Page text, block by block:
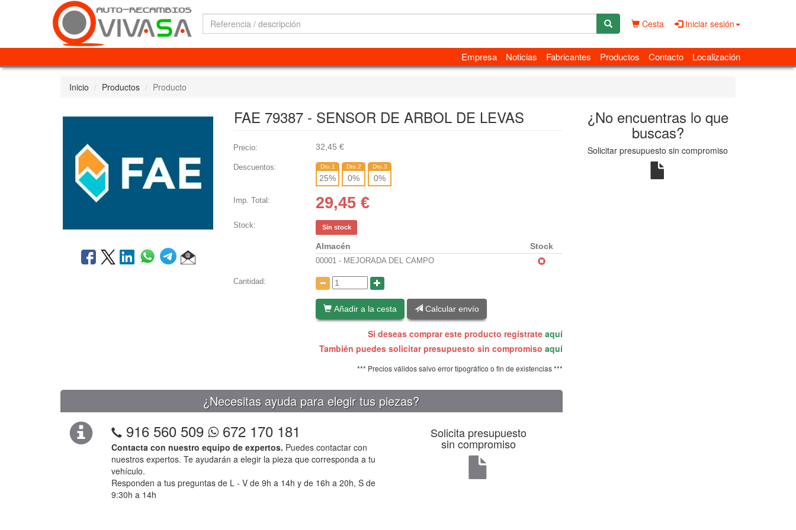
Cesta Iniciar sesión
Empresa Noticias Fabricantes Productos Contacto Localización
Inicio Productos Producto
FAE 79387 - SENSOR DE ARBOL DE LEVAS
Precio: 32,45 €
Descuentos: Dto.1
25%
Dto.2
0%
Dto.3
0%
Imp. Total: 29,45 €
Stock: Sin stock
Almacén Stock
00001 - MEJORADA DEL CAMPO
Cantidad:
Añadir a la cesta Calcular envío
Si deseas comprar este producto regístrate aquí
También puedes solicitar presupuesto sin compromiso aquí
*** Precios válidos salvo error tipográfico o fin de existencias ***
¿Necesitas ayuda para elegir tus piezas?
916 560 509 672 170 181
Contacta con nuestro equipo de expertos. Puedes contactar con
nuestros expertos. Te ayudarán a elegir la pieza que corresponda a tu
vehículo.
Responden a tus preguntas de L - V de 9h a 14h y de 16h a 20h, S de
9:30h a 14h
Solicita presupuesto
sin compromiso
¿No encuentras lo que
buscas?
Solicitar presupuesto sin compromiso